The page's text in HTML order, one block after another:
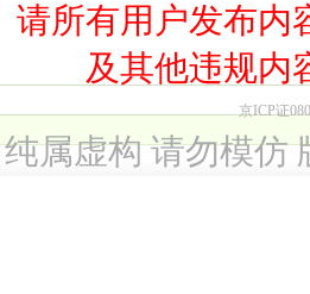
请所有用户发布内
及其他违规内
京ICP证
纯属虚构 请勿模仿